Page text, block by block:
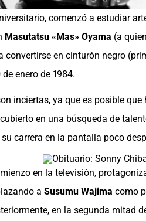
comenzó a estudiar
Masutatsu «Mas» Oyama (a
en cinturón negro
enero de 1984.
inciertas, ya que es posible
en una búsqueda de
carrera en la pantalla poco
en la televisión,
a Susumu Wajima como
en la segunda mitad